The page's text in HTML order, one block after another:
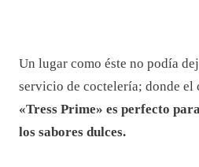
Un lugar como éste no podía
servicio de coctelería; donde el
«Tress Prime» es perfecto
los sabores dulces.